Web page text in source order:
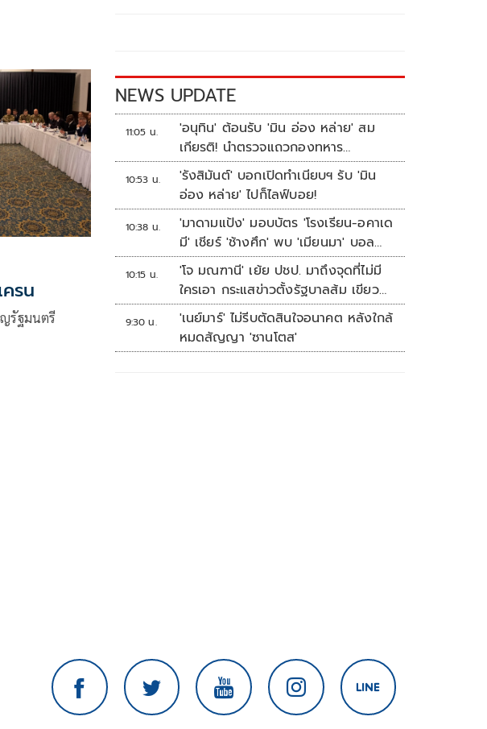
รน
รัฐมนตรี
NEWS UPDATE
11:05 น.
'อนุทิน' ต้อนรับ 'มิน อ่อง หล่าย' สม
เกียรติ! นำตรวจแถวกองทหาร
เกียรติยศ
10:53 น.
'รังสิมันต์' บอกเปิดทำเนียบฯ รับ 'มิน
อ่อง หล่าย' ไปก็ไลฟ์บอย!
10:38 น.
'มาดามแป้ง' มอบบัตร 'โรงเรียน-อคาเด
มี' เชียร์ 'ช้างศึก' พบ 'เมียนมา' บอล
อาเซียน
10:15 น.
'โจ มณฑานี' เย้ย ปชป. มาถึงจุดที่ไม่มี
ใครเอา กระแสข่าวตั้งรัฐบาลส้ม เขียว
แดง ก็ยังไม่มีฟ้าเลย
9:30 น.
'เนย์มาร์' ไม่รีบตัดสินใจอนาคต หลังใกล้
หมดสัญญา 'ซานโตส'